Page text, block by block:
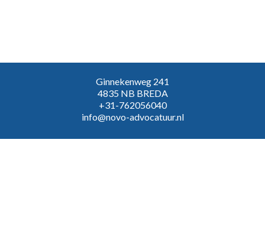
Ginnekenweg 241
4835 NB BREDA
+31-762056040
info@novo-advocatuur.nl